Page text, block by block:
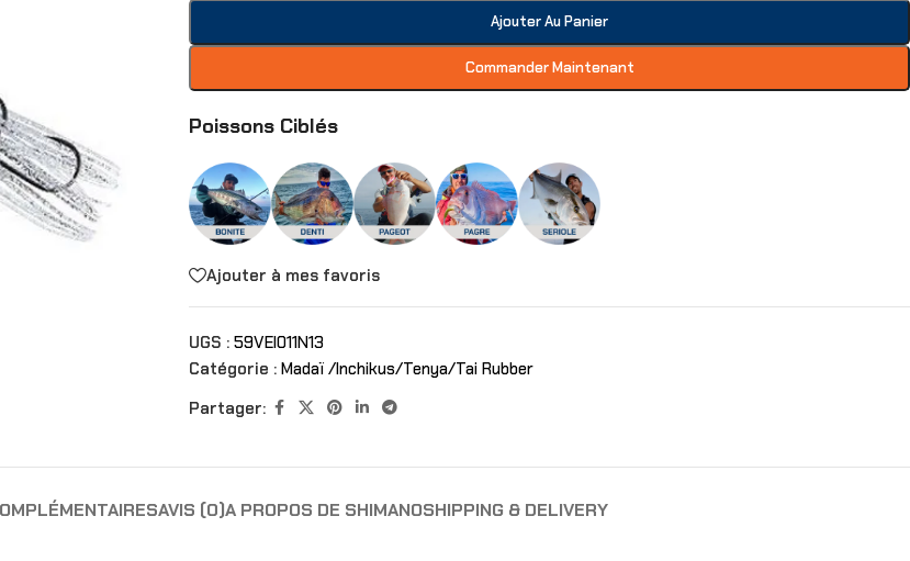
Ajouter Au Panier
Commander Maintenant
Poissons Ciblés
Ajouter à mes favoris
UGS : 59VEI011N13
Catégorie : Madaï /Inchikus/Tenya/Tai Rubber
Partager:
AVIS (0)A PROPOS DE SHIMANOSHIPPING & DELIVERY